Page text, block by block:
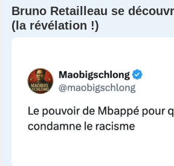
Bruno Retailleau se
(la révélation !)